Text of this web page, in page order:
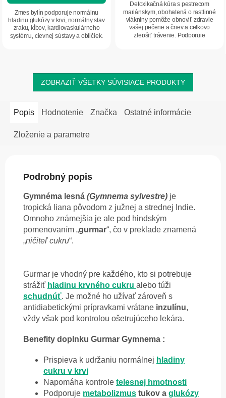
Zmes bylín podporuje normálnu
hladinu glukózy v krvi, normálny stav
zraku, kĺbov, kardiovaskulárneho
systému, cievnej sústavy a obličiek.
5
hviezdičiek.
Detoxikačná kúra s pestrecom
mariánskym, obohatená o rastlinné
vlákniny pomôže obnoviť zdravie
vašej pečene a čriev a celkovo
zlepšiť trávenie. Podporuje
ZOBRAZIŤ VŠETKY SÚVISIACE PRODUKTY
Popis Hodnotenie Značka Ostatné informácie
Zloženie a parametre
Podrobný popis
Gymnéma lesná (Gymnema sylvestre) je
tropická liana pôvodom z južnej a strednej Indie.
Omnoho známejšia je ale pod hindským
pomenovaním „gurmar“, čo v preklade znamená
„ničiteľ cukru“.
Gurmar je vhodný pre každého, kto si potrebuje
strážiť hladinu krvného cukru alebo túži
schudnúť. Je možné ho užívať zároveň s
antidiabetickými prípravkami vrátane inzulínu,
vždy však pod kontrolou ošetrujúceho lekára.
Benefity doplnku Gurmar Gymnema :
Prispieva k udržaniu normálnej hladiny
cukru v krvi
Napomáha kontrole telesnej hmotnosti
Podporuje metabolizmus tukov a glukózy